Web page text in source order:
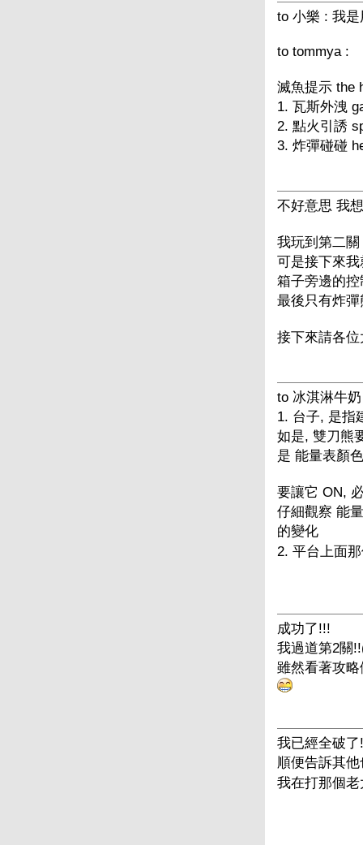
to 小樂 : 我
to tommya :
滅魚提示 the
1. 瓦斯外洩
2. 點火引誘
3. 炸彈碰碰
不好意思 我
我玩到第二
可是接下來
箱子旁邊的
最後只有炸
接下來請各
to 冰淇淋牛奶
1. 台子, 是指
如是, 雙刀熊
是 能量表顏
要讓它 ON,
仔細觀察 能
的變化
2. 平台上面
成功了!!!
我過道第2關
雖然看著攻
我已經全破了
順便告訴其
我在打那個